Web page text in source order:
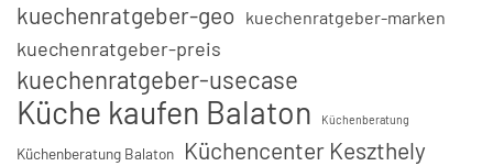
kuechenratgeber-geo kuechenratgeber-marken
kuechenratgeber-preis
kuechenratgeber-usecase
Küche kaufen Balaton Küchenberatung
Küchenberatung Balaton Küchencenter Keszthely